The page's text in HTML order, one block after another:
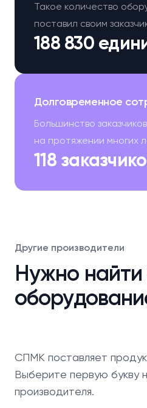
188 830
Такое количество
поставил своим
118
Долговременное
Большинство
на протяжении многих
Другие производители
Нужно найти
СПМК поставляет
Выберите первую букву
производителя.